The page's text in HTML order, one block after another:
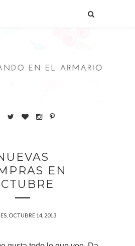
EN
OCTUBRE 14, 2013